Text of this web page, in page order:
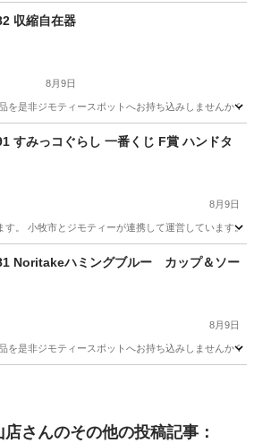
芳香剤、消臭剤
収縮自在器
8月9日
非ジモティースポットへお持ち込みしませんか？
現地
すみっコぐらし 一番くじ F賞 ハンドタ
8月9日
す。 小牧市とジモティーが連携して運営していま
Noritakeハミングブルー カップ＆ソー
8月9日
非ジモティースポットへお持ち込みしませんか？
店さんのその他の投稿記事：